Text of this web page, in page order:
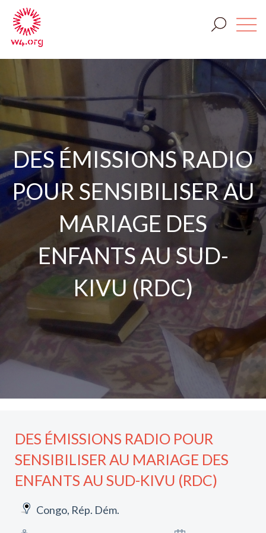
DES ÉMISSIONS RADIO
POUR SENSIBILISER AU
MARIAGE DES
ENFANTS AU SUD-
KIVU (RDC)
DES ÉMISSIONS RADIO POUR
SENSIBILISER AU MARIAGE DES
ENFANTS AU SUD-KIVU (RDC)
Congo, Rép. Dém.